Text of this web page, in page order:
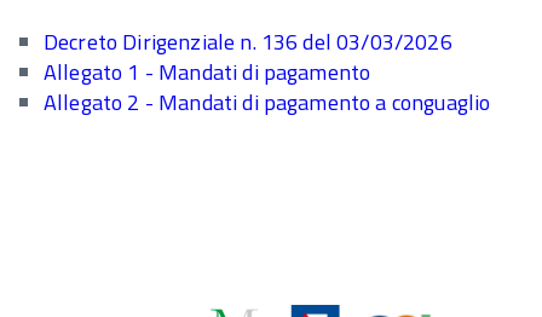
Decreto Dirigenziale n. 136 del 03/03/2026
Allegato 1 - Mandati di pagamento
Allegato 2 - Mandati di pagamento a conguaglio